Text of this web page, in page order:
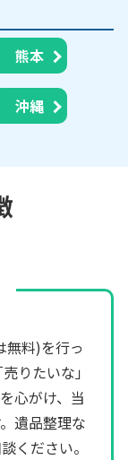
熊本
沖縄
無料)を行っ
りたいな」
心がけ、当
遺品整理な
ください。